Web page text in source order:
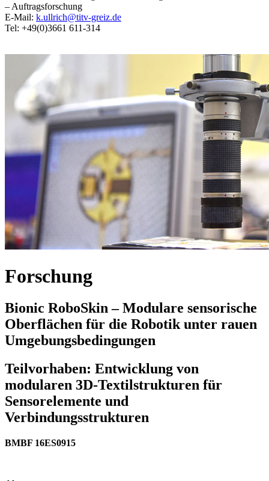
– Auftragsforschung
E-Mail: k.ullrich@titv-greiz.de
Tel: +49(0)3661 611-314
Forschung
Bionic RoboSkin – Modulare sensorische
Oberflächen für die Robotik unter rauen
Umgebungsbedingungen
Teilvorhaben: Entwicklung von
modularen 3D-Textilstrukturen für
Sensorelemente und
Verbindungsstrukturen
BMBF 16ES0915